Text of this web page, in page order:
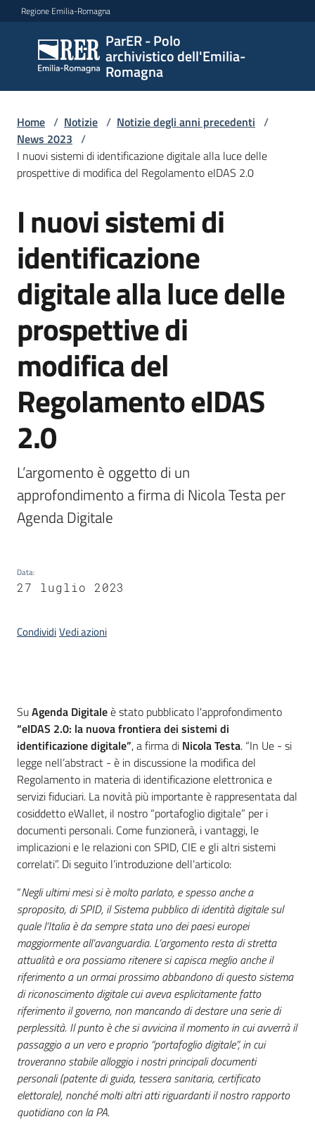
Vai al contenuto
Vai alla navigazione
Vai al footer
Regione Emilia-Romagna
ParER - Polo
archivistico dell'Emilia-
Romagna
ParER -
Polo
archivistico
Romagna
Polo
Archivio
storico
Conservazione
Argomenti
Contatti
Home / Notizie / Notizie degli anni precedenti /
News 2023 /
I nuovi sistemi di identificazione digitale alla luce delle
prospettive di modifica del Regolamento eIDAS 2.0
Salta al contenuto
I nuovi sistemi di
identificazione
digitale alla luce delle
prospettive di
modifica del
Regolamento eIDAS
2.0
L’argomento è oggetto di un
approfondimento a firma di Nicola Testa per
Agenda Digitale
Data:
27 luglio 2023
CondividiVedi azioni
Introduzione
SuAgenda Digitaleè stato pubblicato l'approfondimento
“eIDAS 2.0: la nuova frontiera dei sistemi di
identificazione digitale”, a firma di Nicola Testa. “In Ue - si
legge nell’abstract - è in discussione la modifica del
Regolamento in materia di identificazione elettronica e
servizi fiduciari. La novità più importante è rappresentata dal
cosiddetto eWallet, il nostro “portafoglio digitale” per i
documenti personali. Come funzionerà, i vantaggi, le
implicazioni e le relazioni con SPID, CIE e gli altri sistemi
correlati”. Di seguito l’introduzione dell’articolo:
“Negli ultimi mesi si è molto parlato, e spesso anche a
sproposito, di SPID, il Sistema pubblico di identità digitale sul
quale l’Italia è da sempre stata uno dei paesi europei
maggiormente all’avanguardia. L’argomento resta di stretta
attualità e ora possiamo ritenere si capisca meglio anche il
riferimento a un ormai prossimo abbandono di questo sistema
di riconoscimento digitale cui aveva esplicitamente fatto
riferimento il governo, non mancando di destare una serie di
perplessità. Il punto è che si avvicina il momento in cui avverrà il
passaggio a un vero e proprio “portafoglio digitale”, in cui
troveranno stabile alloggio i nostri principali documenti
personali (patente di guida, tessera sanitaria, certificato
elettorale), nonché molti altri atti riguardanti il nostro rapporto
quotidiano con la PA.